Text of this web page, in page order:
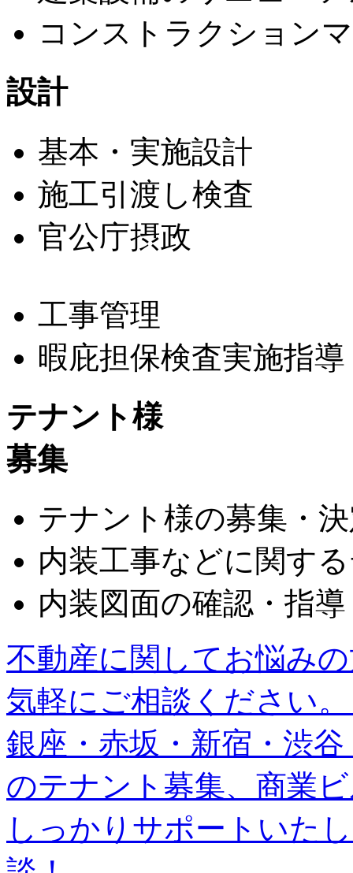
コンストラクション
設計
基本・実施設計
施工引渡し検査
官公庁摂政
工事管理
暇庇担保検査実施指導
テナント様
募集
テナント様の募集・
内装工事などに関す
内装図面の確認・指
不動産に関してお悩み
気軽にご相談ください。
銀座・赤坂・新宿・渋
のテナント募集、商業
しっかりサポートいた